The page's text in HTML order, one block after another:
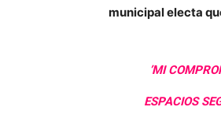
municipal electa
’MI
ESPACIOS